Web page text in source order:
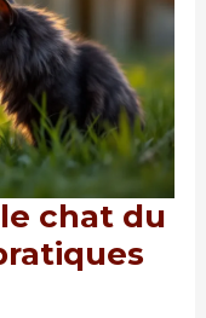
chat du